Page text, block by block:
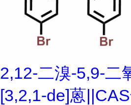
2,12-二溴-5,9-二
[3,2,1-de]蒽||CAS